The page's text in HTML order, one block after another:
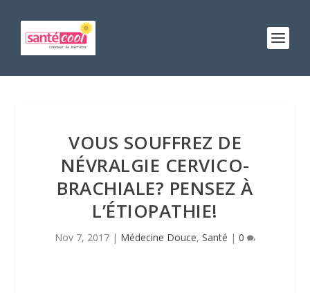
VOUS SOUFFREZ DE
NÉVRALGIE CERVICO-
BRACHIALE? PENSEZ À
L’ÉTIOPATHIE!
Nov 7, 2017 | Médecine Douce, Santé | 0